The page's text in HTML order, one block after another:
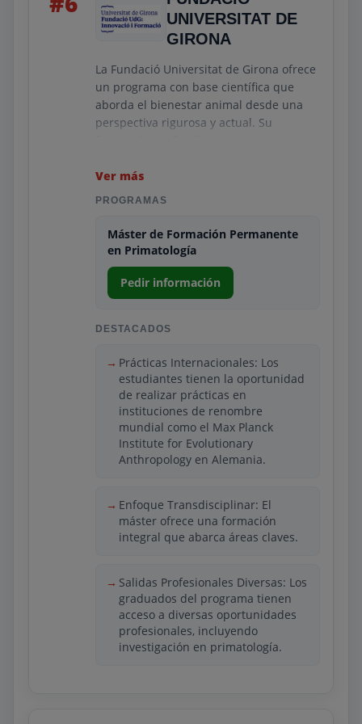
UNIVERSITAT DE
GIRONA
La Fundació Universitat de Girona ofrece
un programa con base científica que
aborda el bienestar animal desde una
perspectiva rigurosa y actual. Su
responsable y necesidades específicas
de distintas especies, incorporando
cómo garantizar condiciones adecuadas
en centros de fauna, refugios o
instalaciones zoológicas. El enfoque
académico está diseñado para aportar
conocimientos sólidos y fundamentados
herramientas prácticas y metodológicas
que ayudan al estudiante a aplicar lo
aprendido en situaciones reales, ya sea
en tareas de cuidado diario, apoyo en
procesos de recuperación o participación
en actividades educativas relacionadas
con fauna. Gracias a esta combinación
convierte en una alternativa destacada
para quienes buscan prepararse con
rigor profesional dentro del ámbito del
Ver más
PROGRAMAS
Máster de Formación Permanente
en Primatología
Pedir información
DESTACADOS
Prácticas Internacionales: Los
estudiantes tienen la oportunidad
de realizar prácticas en
instituciones de renombre
mundial como el Max Planck
Institute for Evolutionary
Anthropology en Alemania.
Enfoque Transdisciplinar: El
máster ofrece una formación
integral que abarca áreas claves.
Salidas Profesionales Diversas: Los
graduados del programa tienen
acceso a diversas oportunidades
profesionales, incluyendo
investigación en primatología.